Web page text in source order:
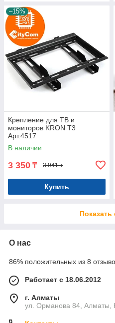
–15%
Крепление для ТВ и
мониторов KRON T3
Арт.4517
В наличии
3 350 ₸ 3 941 ₸
Купить
Показать
О нас
86% положительных из 8
Работает с 18.06.2012
г. Алматы
ул. Орманова 84, Алматы,